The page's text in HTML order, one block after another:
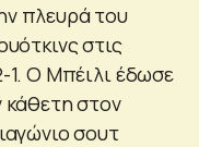
πλευρά του
στις
1. Ο Μπέιλι έδωσε
κάθετη στον
σουτ